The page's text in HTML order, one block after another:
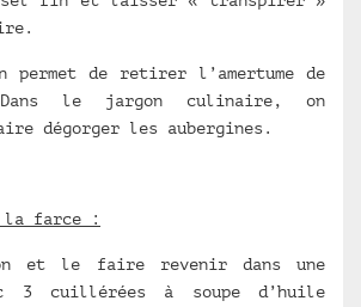
permet de retirer l’amertume de
Dans le jargon culinaire, on
dégorger les aubergines.
la farce :
et le faire revenir dans une
3 cuillérées à soupe d’huile